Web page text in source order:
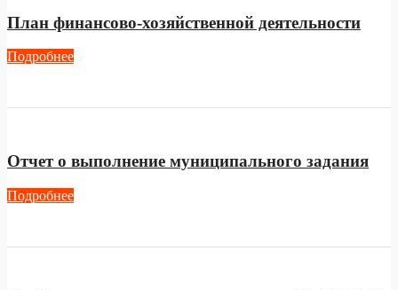
План финансово-хозяйственной деятельности
Подробнее
Отчет о выполнение муниципального задания
Подробнее